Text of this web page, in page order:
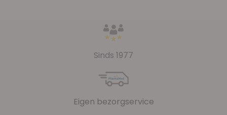
Sinds 1977
Eigen bezorgservice